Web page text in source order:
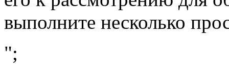
выполните несколько
";